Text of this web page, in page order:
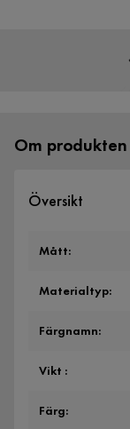
Om produkten
Översikt
Mått:
Materialtyp:
Färgnamn:
Vikt :
Färg: